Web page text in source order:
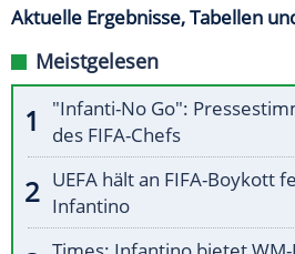
Aktuelle Ergebnisse, Tabellen
Meistgelesen
"Infanti-No Go":
des FIFA-Chefs
UEFA hält an FIFA-Boykott
Infantino